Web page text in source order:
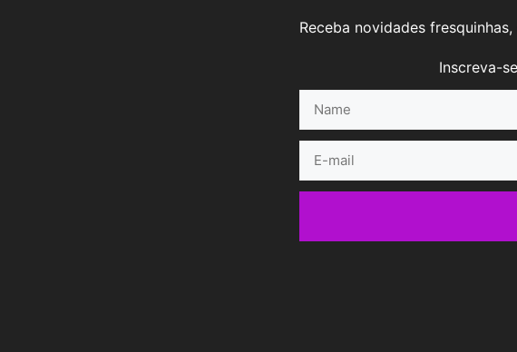
Receba novidades
Inscreva-
mail